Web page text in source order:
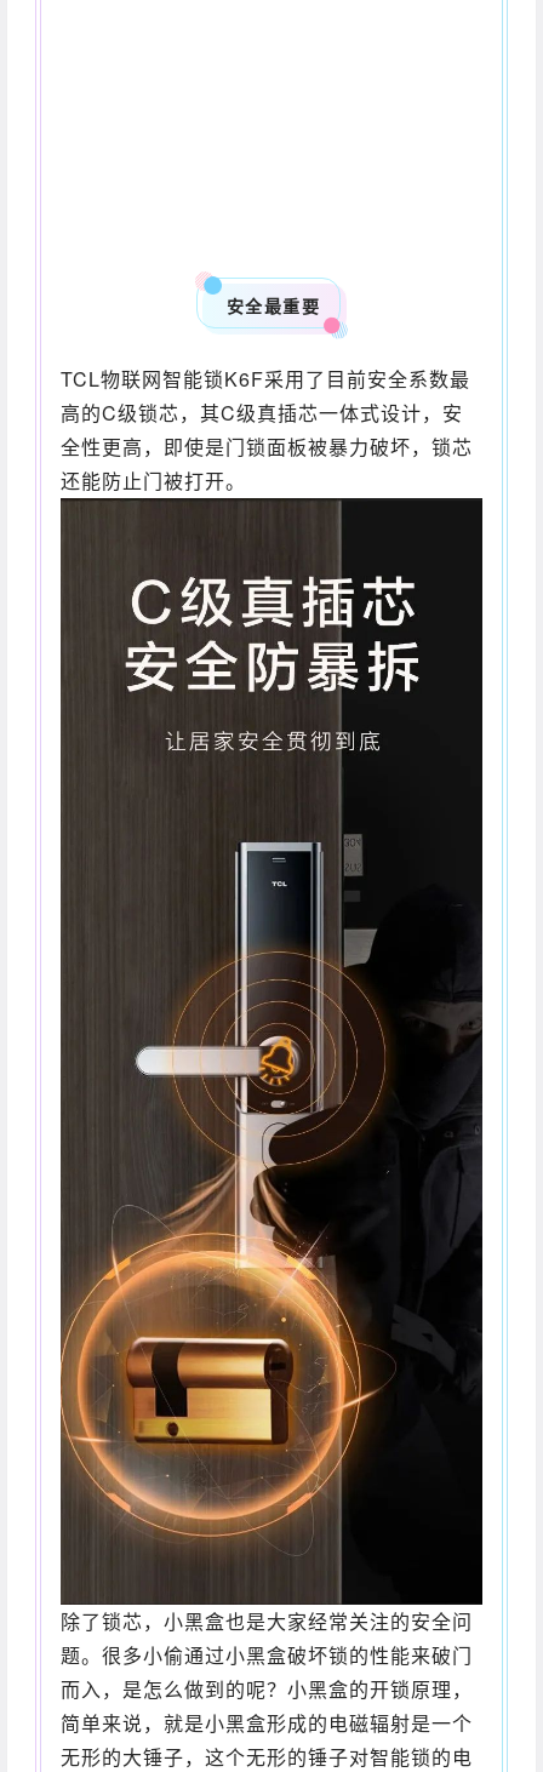
安全最重要
TCL物联网智能锁K6F采用了目前安全系数最
高的C级锁芯，其C级真插芯一体式设计，安
全性更高，即使是门锁面板被暴力破坏，锁芯
还能防止门被打开。
除了锁芯，小黑盒也是大家经常关注的安全问
题。很多小偷通过小黑盒破坏锁的性能来破门
而入，是怎么做到的呢？小黑盒的开锁原理，
简单来说，就是小黑盒形成的电磁辐射是一个
无形的大锤子，这个无形的锤子对智能锁的电